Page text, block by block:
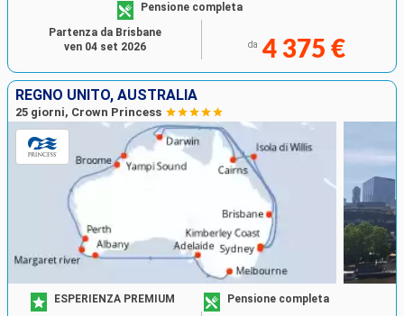
Pensione completa
da 4 375 €
Partenza da Brisbane
ven 04 set 2026
REGNO UNITO, AUSTRALIA
25 giorni, Crown Princess
ESPERIENZA PREMIUM Pensione completa